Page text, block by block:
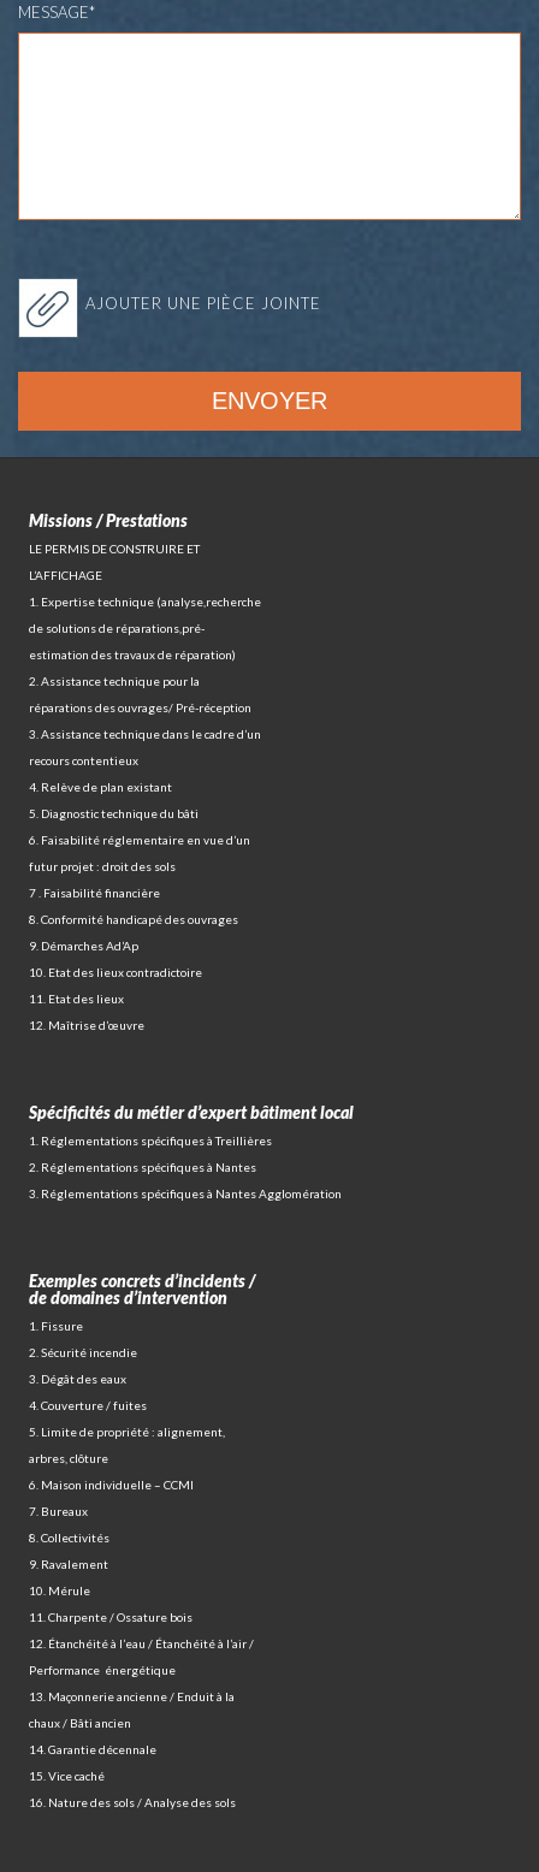
MESSAGE*
AJOUTER UNE PIÈCE JOINTE
Missions / Prestations
LE PERMIS DE CONSTRUIRE ET
L’AFFICHAGE
1. Expertise technique (analyse,recherche
de solutions de réparations,pré-
estimation des travaux de réparation)
2. Assistance technique pour la
réparations des ouvrages/ Pré-réception
3. Assistance technique dans le cadre d’un
recours contentieux
4. Relève de plan existant
5. Diagnostic technique du bâti
6. Faisabilité réglementaire en vue d’un
futur projet : droit des sols
7 . Faisabilité financière
8. Conformité handicapé des ouvrages
9. Démarches Ad’Ap
10. Etat des lieux contradictoire
11. Etat des lieux
12. Maîtrise d’œuvre
Spécificités du métier d’expert bâtiment local
1. Réglementations spécifiques à Treillières
2. Réglementations spécifiques à Nantes
3. Réglementations spécifiques à Nantes Agglomération
Exemples concrets d’incidents /
de domaines d’intervention
1. Fissure
2. Sécurité incendie
3. Dégât des eaux
4. Couverture / fuites
5. Limite de propriété : alignement,
arbres, clôture
6. Maison individuelle – CCMI
7. Bureaux
8. Collectivités
9. Ravalement
10. Mérule
11. Charpente / Ossature bois
12. Étanchéité à l’eau / Étanchéité à l’air /
Performance énergétique
13. Maçonnerie ancienne / Enduit à la
chaux / Bâti ancien
14. Garantie décennale
15. Vice caché
16. Nature des sols / Analyse des sols